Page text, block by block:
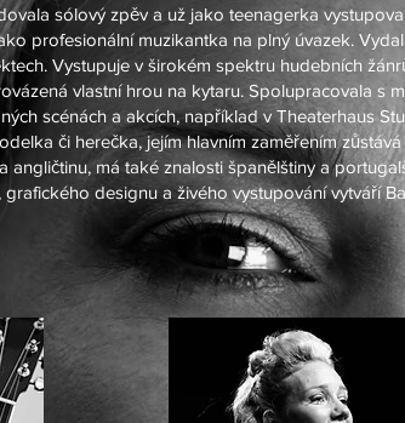
sólový zpěv a už jako teenagerka
profesionální muzikantka na plný úvazek.
Vystupuje v širokém spektru hudebních
vlastní hrou na kytaru. Spolupracovala s
scénách a akcích, například v Theaterhaus
či herečka, jejím hlavním zaměřením
angličtinu, má také znalosti španělštiny a
designu a živého vystupování vytváří